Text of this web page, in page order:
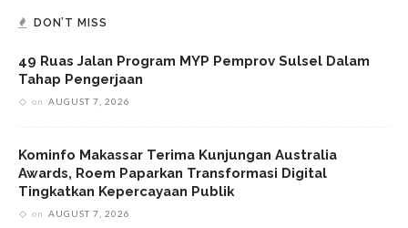
DON’T MISS
49 Ruas Jalan Program MYP Pemprov Sulsel Dalam
Tahap Pengerjaan
on AUGUST 7, 2026
Kominfo Makassar Terima Kunjungan Australia
Awards, Roem Paparkan Transformasi Digital
Tingkatkan Kepercayaan Publik
on AUGUST 7, 2026